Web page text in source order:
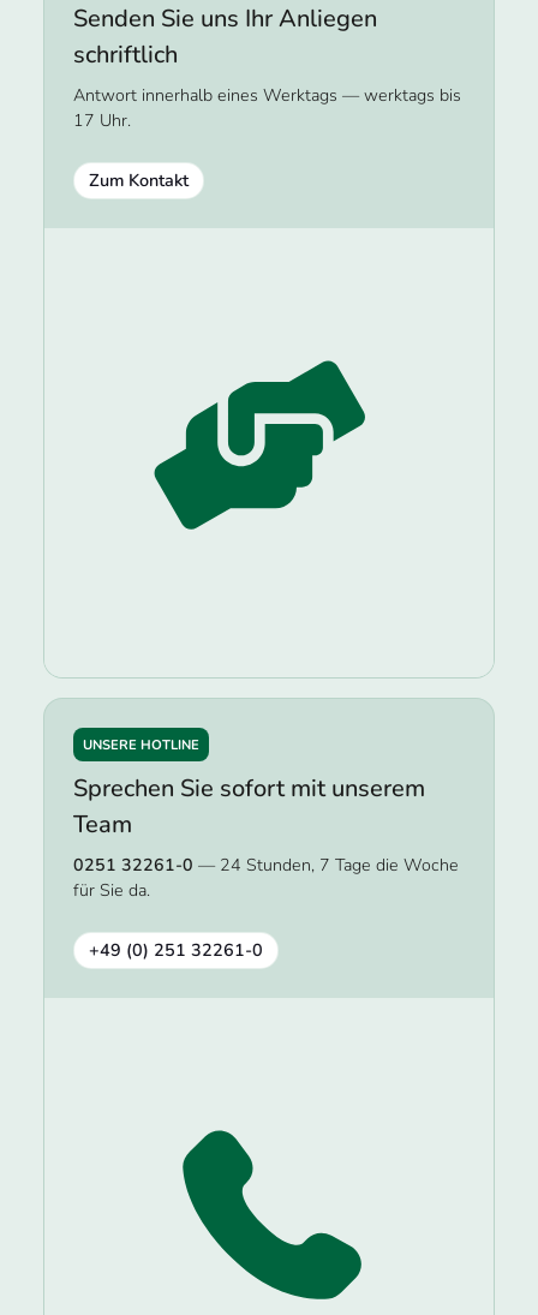
Senden Sie uns Ihr Anliegen
schriftlich
Antwort innerhalb eines Werktags — werktags bis
17 Uhr.
Zum Kontakt
UNSERE HOTLINE
Sprechen Sie sofort mit unserem
Team
0251 32261-0 — 24 Stunden, 7 Tage die Woche
für Sie da.
+49 (0) 251 32261-0